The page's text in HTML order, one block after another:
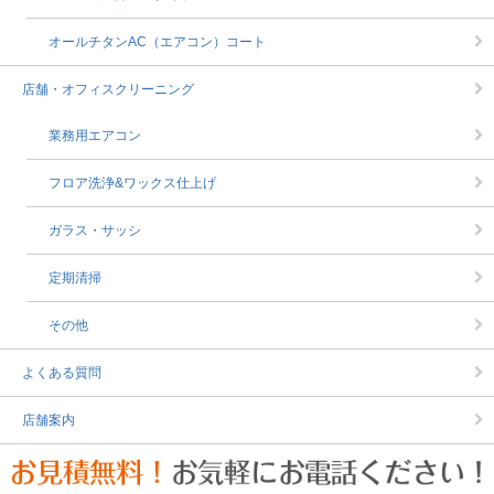
オールチタンAC（エアコン）コート
店舗・オフィスクリーニング
業務用エアコン
フロア洗浄&ワックス仕上げ
ガラス・サッシ
定期清掃
その他
よくある質問
店舗案内